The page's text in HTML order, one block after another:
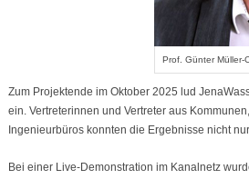
Prof. Günter Müller-
Zum Projektende im Oktober 2025 lud
ein. Vertreterinnen und Vertreter aus
Ingenieurbüros konnten die Ergebnisse nicht
Bei einer Live-Demonstration im Kanalnetz